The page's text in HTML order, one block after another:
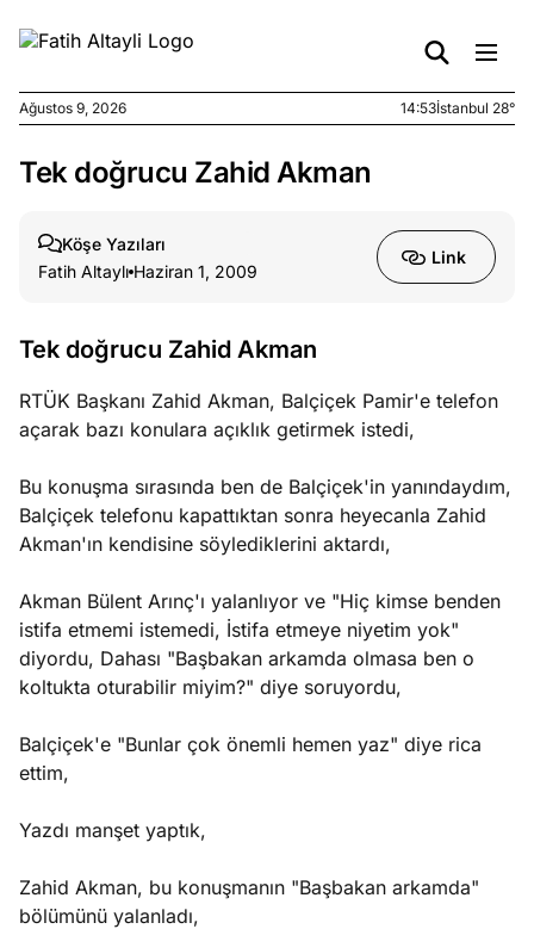
Ağustos
değil
Ağustos
7, 2026
kimler
Ağustos
6, 2026
yasalar
Köşe
Spor
Ağustos 9, 2026 14:53İstanbul 28°
Tek doğrucu Zahid Akman
Köşe Yazıları
Fatih Altaylı Haziran 1, 2009
Link
Tek doğrucu Zahid Akman
RTÜK Başkanı Zahid Akman, Balçiçek Pamir'e telefon
açarak bazı konulara açıklık getirmek istedi,
Bu konuşma sırasında ben de Balçiçek'in yanındaydım,
Balçiçek telefonu kapattıktan sonra heyecanla Zahid
Akman'ın kendisine söylediklerini aktardı,
Akman Bülent Arınç'ı yalanlıyor ve "Hiç kimse benden
istifa etmemi istemedi, İstifa etmeye niyetim yok"
diyordu, Dahası "Başbakan arkamda olmasa ben o
koltukta oturabilir miyim?" diye soruyordu,
Balçiçek'e "Bunlar çok önemli hemen yaz" diye rica
ettim,
Yazdı manşet yaptık,
Zahid Akman, bu konuşmanın "Başbakan arkamda"
bölümünü yalanladı,